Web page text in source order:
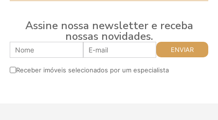
Assine nossa newsletter e receba
nossas novidades.
Receber imóveis selecionados por um especialista